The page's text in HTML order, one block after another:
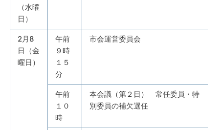
（水曜
日）
2月8
日（金
曜日）
午前
９時
１５
分
市会運営委員会
午前
１０
時
本会議（第２日） 常任委員・特
別委員の補欠選任